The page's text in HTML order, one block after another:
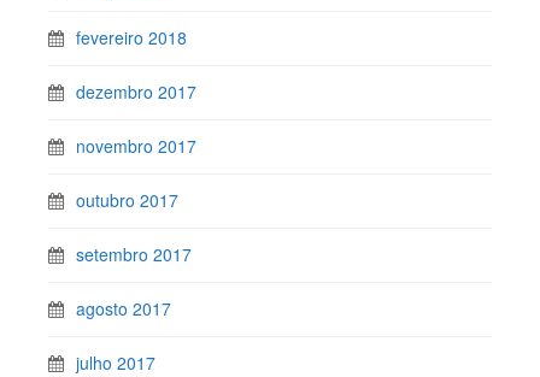
fevereiro 2018
dezembro 2017
novembro 2017
outubro 2017
setembro 2017
agosto 2017
julho 2017